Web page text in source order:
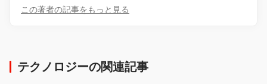
この著者の記事をもっと見る
テクノロジーの関連記事